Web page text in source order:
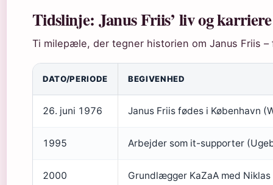
Tidslinje: Janus Friis’ liv og karriere
Ti milepæle, der tegner historien om Janus Friis
DATO/PERIODE BEGIVENHED
26. juni 1976 Janus Friis fødes i København
1995 Arbejder som it-supporter
2000 Grundlægger KaZaA med